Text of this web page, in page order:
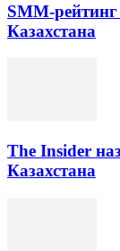
SMM-
Казахстана
The Insider
Казахстана